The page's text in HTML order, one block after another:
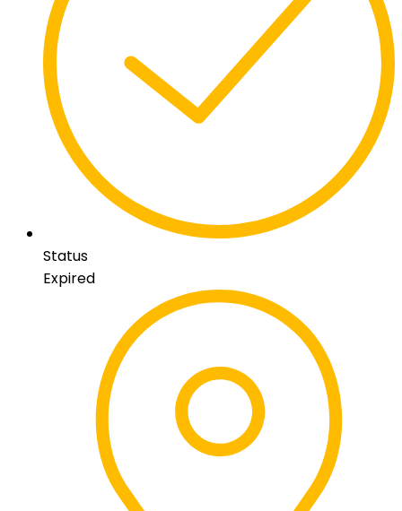
Status
Expired